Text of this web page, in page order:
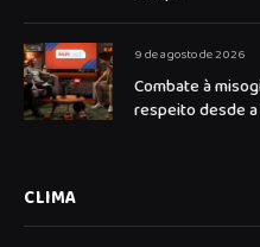
9 de agosto de 2026
Combate à
respeito desde
CLIMA